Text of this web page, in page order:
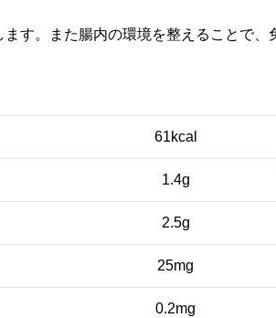
す。また腸内の環境を整えることで、
61kcal
1.4g
2.5g
25mg
0.2mg